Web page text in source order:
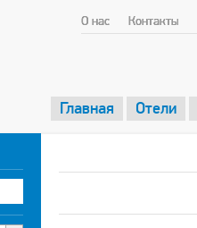
О нас Контакты
Главная Отели